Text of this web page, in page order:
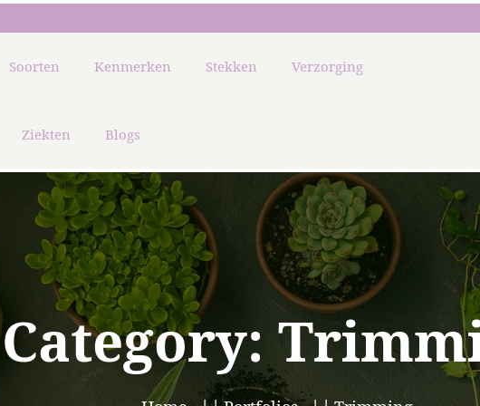
Soorten Kenmerken Stekken Verzorging
Ziekten Blogs
Category: